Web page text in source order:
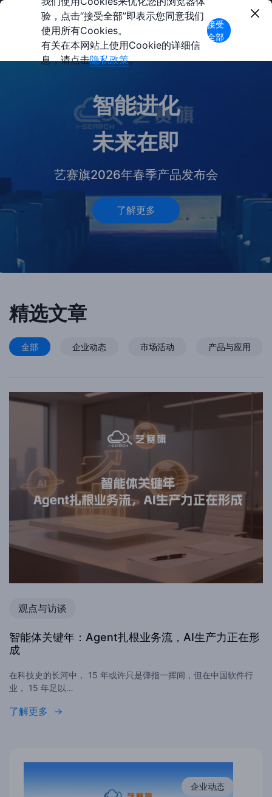
智能进化
·
未来在即
艺赛旗2026年春季产品发布会
了解更多
精选文章
全部 企业动态 市场活动 产品与应用
观点与访谈
智能体关键年：Agent扎根业务流，AI生产力正在形
成
在科技史的长河中， 15 年或许只是弹指一挥间，但在中国软件行
业， 15 年足以…
了解更多
企业动态
验，点击“接受全部”即表示您同意我们
使用所有Cookies。
有关在本网站上使用Cookie的详细信
息，请点击隐私政策。
接受
全部